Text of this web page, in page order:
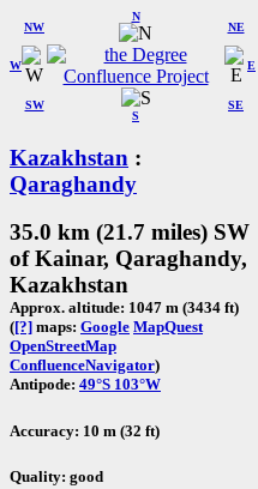
W
NW
N
NE
SW
S
SE
E
Kazakhstan :
Qaraghandy
35.0 km (21.7 miles) SW
of Kainar, Qaraghandy,
Kazakhstan
Approx. altitude: 1047 m (3434 ft)
([?] maps: Google MapQuest
OpenStreetMap
ConfluenceNavigator)
Antipode: 49°S 103°W
Accuracy: 10 m (32 ft)
Quality: good